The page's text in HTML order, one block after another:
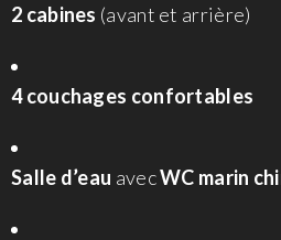
2 cabines (avant et arrière)
4 couchages confortables
Salle d’eau avecWC marin